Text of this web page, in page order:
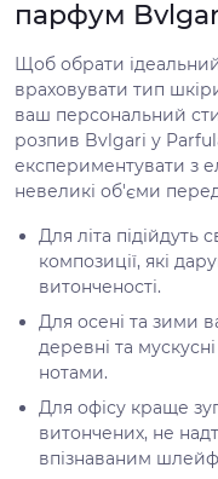
парфум
Щоб обрати
враховувати тип
ваш персональний
розпив Bvlgari у
експериментувати з
невеликі об'єми
Для літа підійдуть
композиції, які
витонченості.
Для осені та зими
деревні та
нотами.
Для офісу краще
витончених, не
впізнаваним